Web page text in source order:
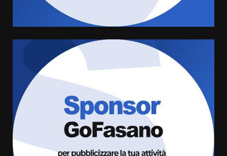
cittadina di Fratelli d’Italia,
pronta a tornare in Consiglio
comunale
6 Agosto 2026 08:00
Cura dei beni comuni e
cittadinanza attiva: online
l’avviso per la gestione
condivisa della Villetta di
Laureto